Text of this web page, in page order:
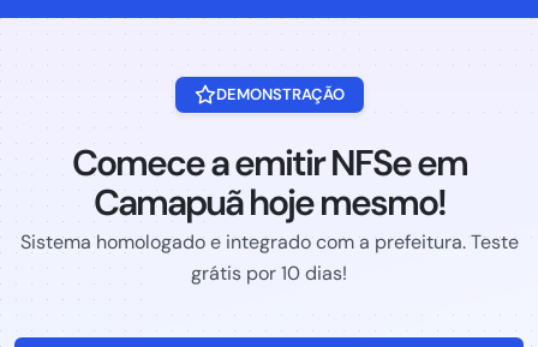
DEMONSTRAÇÃO
Comece a emitir NFSe em
Camapuã hoje mesmo!
Sistema homologado e integrado com a prefeitura. Teste
grátis por 10 dias!